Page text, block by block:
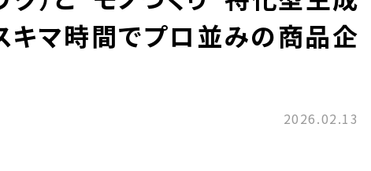
キマ時間でプロ並みの商品企
2026.02.13